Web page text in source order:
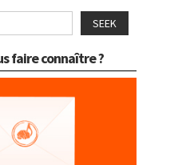
SEEK
faire connaître ?